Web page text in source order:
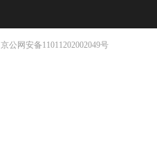
京公网安备11011202002049号